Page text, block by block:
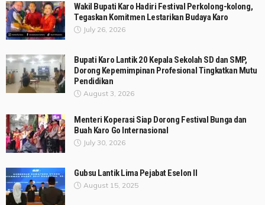
Wakil Bupati Karo Hadiri Festival Perkolong-kolong,
Tegaskan Komitmen Lestarikan Budaya Karo
July 26, 2026
Bupati Karo Lantik 20 Kepala Sekolah SD dan SMP,
Dorong Kepemimpinan Profesional Tingkatkan Mutu
Pendidikan
August 3, 2026
Menteri Koperasi Siap Dorong Festival Bunga dan
Buah Karo Go Internasional
July 30, 2026
Gubsu Lantik Lima Pejabat Eselon II
August 15, 2025